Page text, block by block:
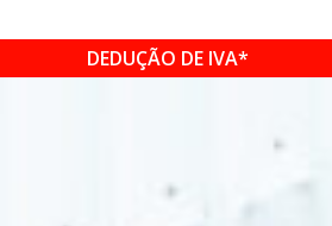
DEDUÇÃO DE IVA*